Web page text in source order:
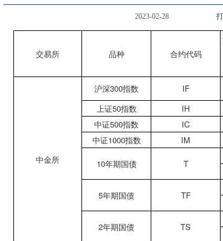
2023-02-28
交易所 品种 合约代码
中金所
沪深300指数 IF
上证50指数
IH
中证500指数
IC
中证1000指数
IM
10年期国债 T
5年期国债 TF
2年期国债 TS